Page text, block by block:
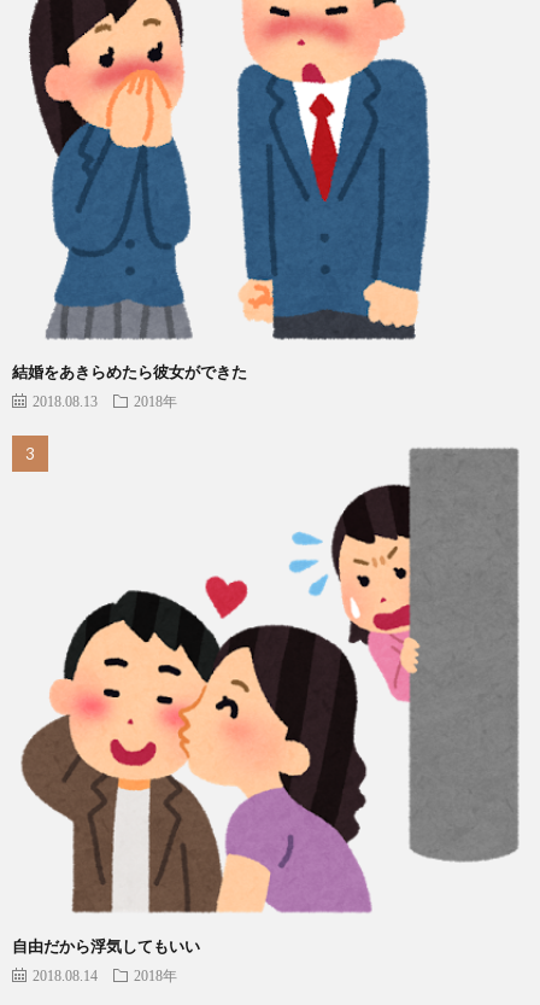
結婚をあきらめたら彼女ができた
2018.08.13 2018年
自由だから浮気してもいい
2018.08.14 2018年